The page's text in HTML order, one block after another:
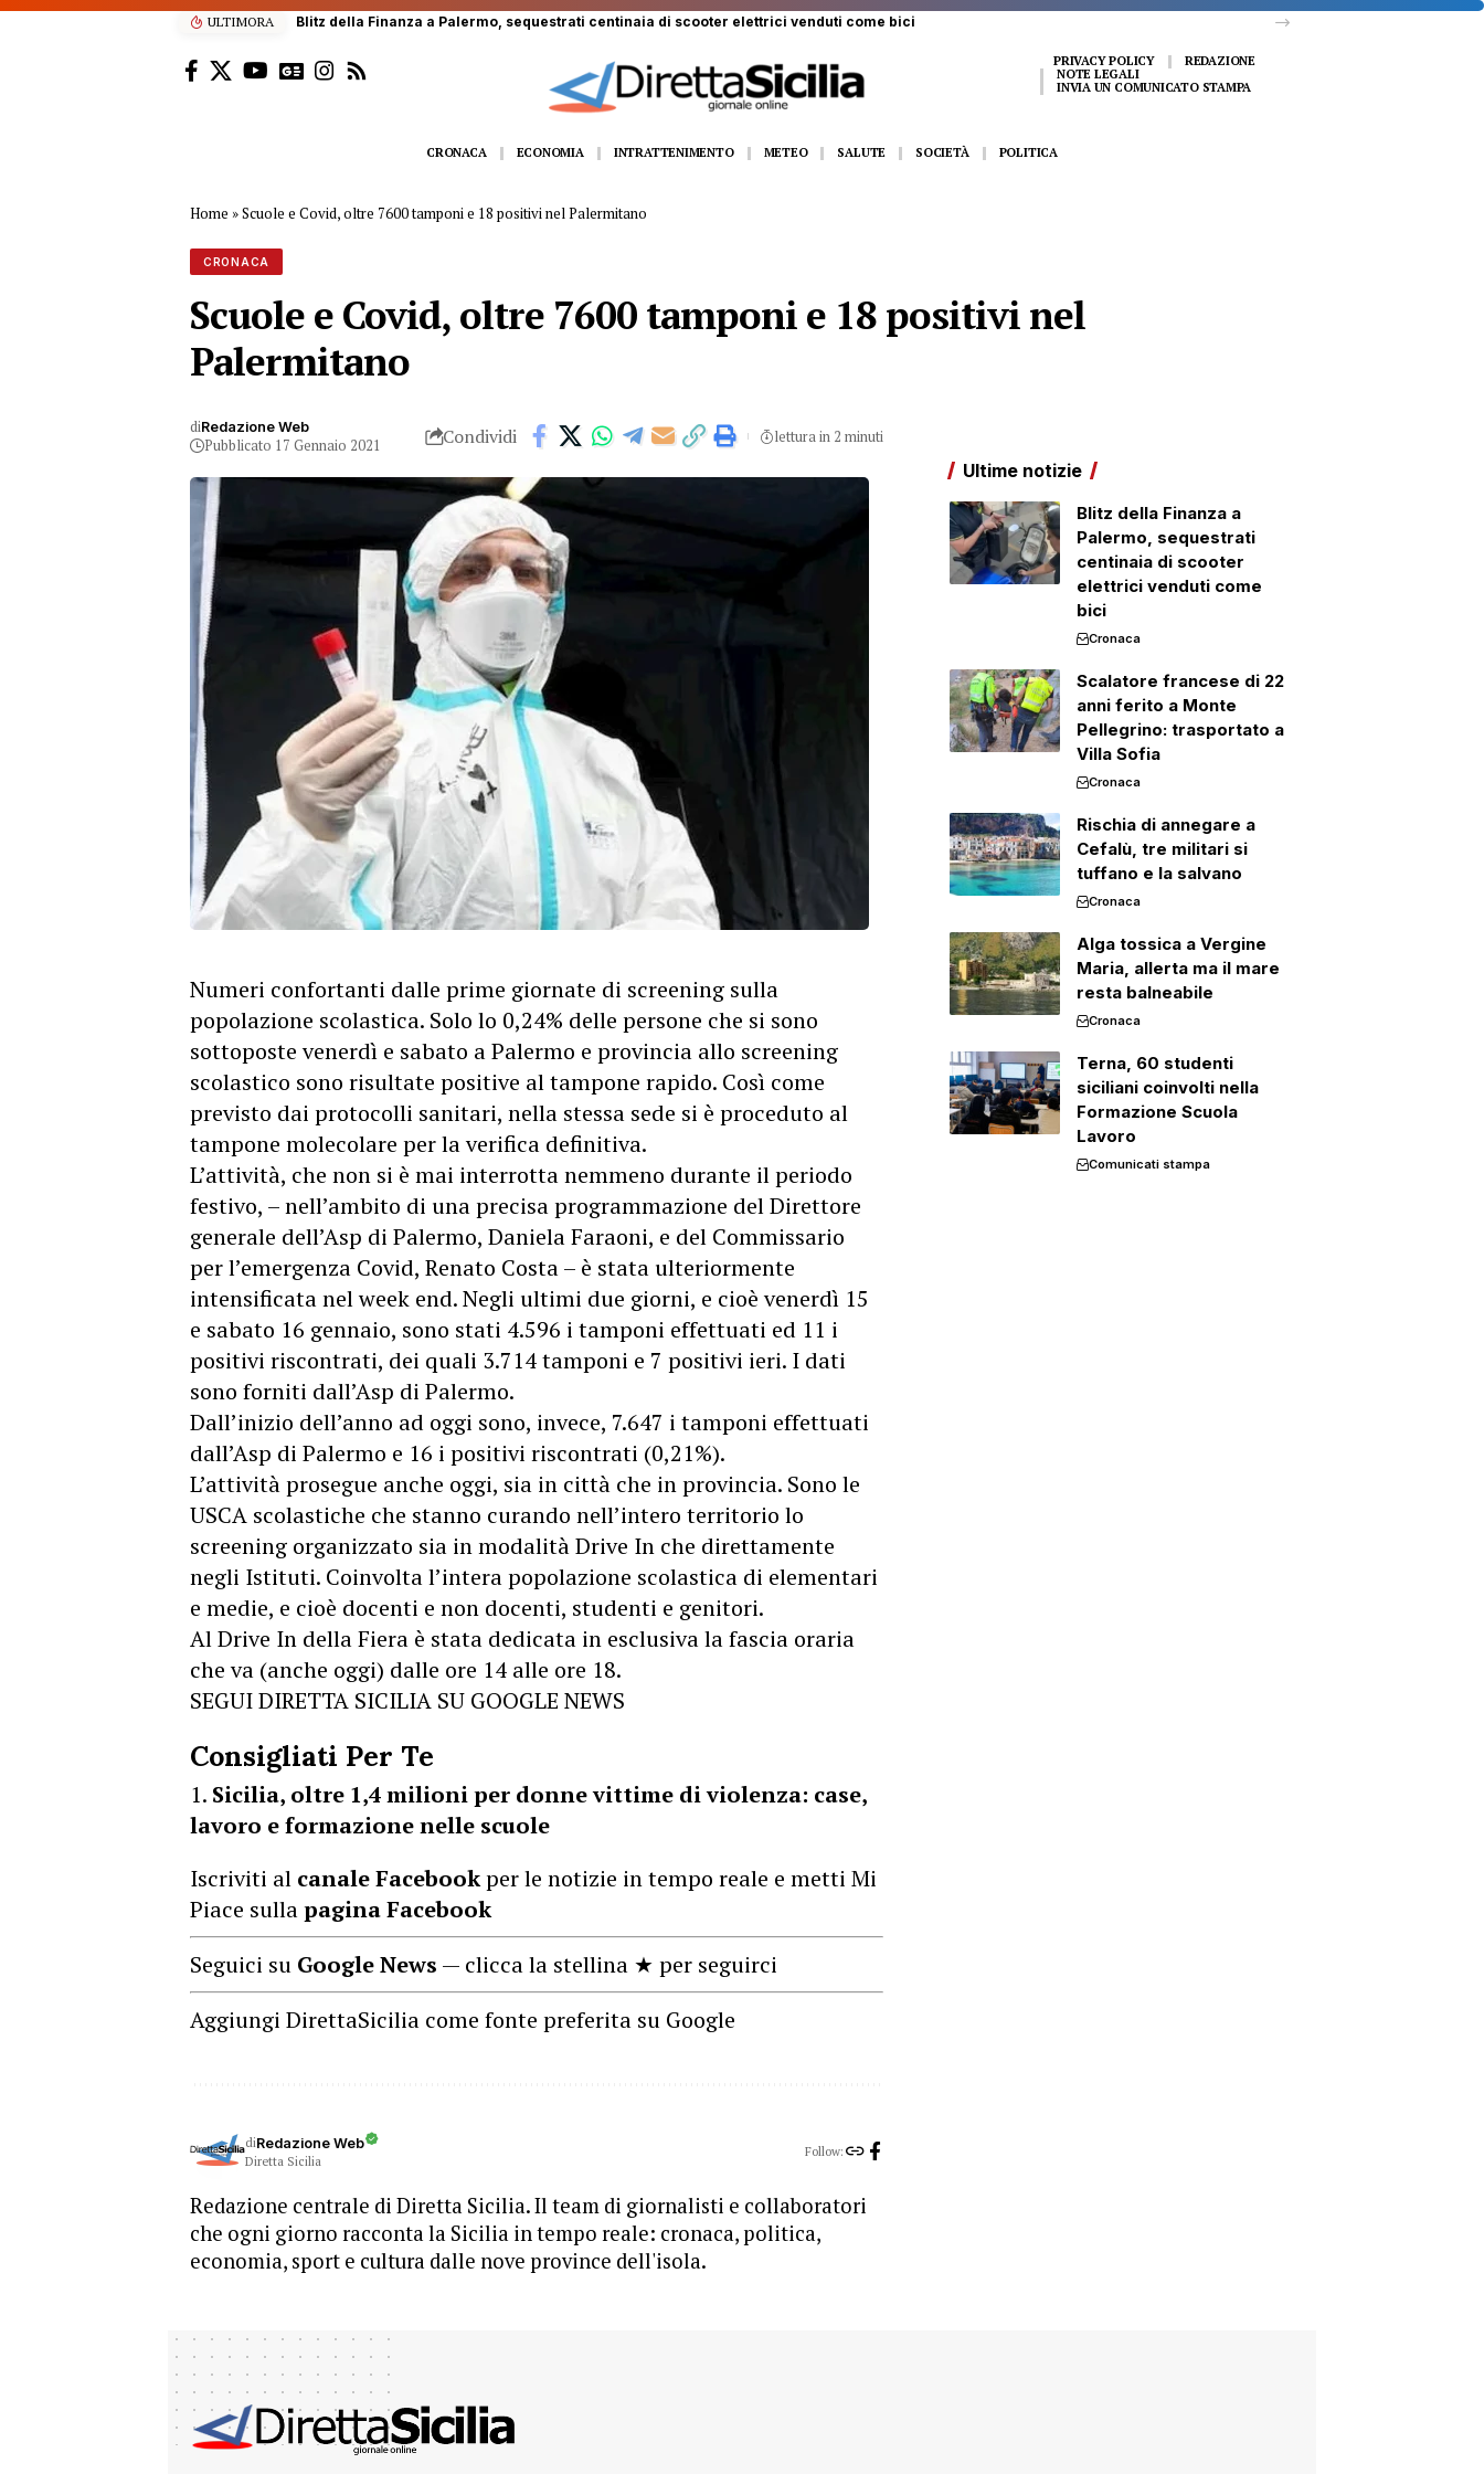
ULTIMORA
PRIVACY POLICY
REDAZIONE
NOTE LEGALI
INVIA UN COMUNICATO STAMPA
CRONACA ECONOMIA INTRATTENIMENTO METEO SALUTE SOCIETÀ POLITICA
Home »Scuole e Covid, oltre 7600 tamponi e 18 positivi nel Palermitano
CRONACA
Scuole e Covid, oltre 7600 tamponi e 18 positivi nel
Palermitano
diRedazione Web
Pubblicato 17 Gennaio 2021 Condividi lettura in 2 minuti
Numeri confortanti dalle prime giornate di screening sulla
popolazione scolastica. Solo lo 0,24% delle persone che si sono
sottoposte venerdì e sabato a Palermo e provincia allo screening
scolastico sono risultate positive al tampone rapido. Così come
previsto dai protocolli sanitari, nella stessa sede si è proceduto al
tampone molecolare per la verifica definitiva.
L’attività, che non si è mai interrotta nemmeno durante il periodo
festivo, – nell’ambito di una precisa programmazione del Direttore
generale dell’Asp di Palermo, Daniela Faraoni, e del Commissario
per l’emergenza Covid, Renato Costa – è stata ulteriormente
intensificata nel week end. Negli ultimi due giorni, e cioè venerdì 15
e sabato 16 gennaio, sono stati 4.596 i tamponi effettuati ed 11 i
positivi riscontrati, dei quali 3.714 tamponi e 7 positivi ieri. I dati
sono forniti dall’Asp di Palermo.
Dall’inizio dell’anno ad oggi sono, invece, 7.647 i tamponi effettuati
dall’Asp di Palermo e 16 i positivi riscontrati (0,21%).
L’attività prosegue anche oggi, sia in città che in provincia. Sono le
USCA scolastiche che stanno curando nell’intero territorio lo
screening organizzato sia in modalità Drive In che direttamente
negli Istituti. Coinvolta l’intera popolazione scolastica di elementari
e medie, e cioè docenti e non docenti, studenti e genitori.
Al Drive In della Fiera è stata dedicata in esclusiva la fascia oraria
che va (anche oggi) dalle ore 14 alle ore 18.
SEGUI DIRETTA SICILIA SU GOOGLE NEWS
Consigliati Per Te
Sicilia, oltre 1,4 milioni per donne vittime di violenza: case,
lavoro e formazione nelle scuole
Iscriviti al canale Facebookper le notizie in tempo reale e metti Mi
Piace sullapagina Facebook
Seguici su Google News — clicca la stellina ★ per seguirci
Aggiungi DirettaSicilia come fonte preferita su Google
diRedazione Web
Diretta Sicilia
Follow:
Redazione centrale di Diretta Sicilia. Il team di giornalisti e collaboratori
che ogni giorno racconta la Sicilia in tempo reale: cronaca, politica,
economia, sport e cultura dalle nove province dell'isola.
Ultime notizie
Blitz della Finanza a
Palermo, sequestrati
centinaia di scooter
elettrici venduti come
bici
Cronaca
Scalatore francese di 22
anni ferito a Monte
Pellegrino: trasportato a
Villa Sofia
Cronaca
Rischia di annegare a
Cefalù, tre militari si
tuffano e la salvano
Cronaca
Alga tossica a Vergine
Maria, allerta ma il mare
resta balneabile
Cronaca
Terna, 60 studenti
siciliani coinvolti nella
Formazione Scuola
Lavoro
Comunicati stampa